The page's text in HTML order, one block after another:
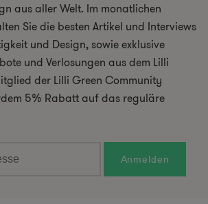
aus aller Welt. Im monatlichen
Sie die besten Artikel und Interviews
und Design, sowie exklusive
und Verlosungen aus dem Lilli
der Lilli Green Community
5% Rabatt auf das reguläre